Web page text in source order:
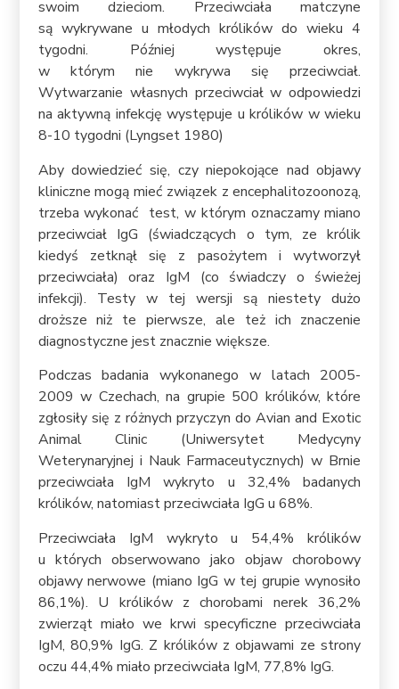
swoim dzieciom. Przeciwciała matczyne
są wykrywane u młodych królików do wieku 4
tygodni. Później występuje okres,
w którym nie wykrywa się przeciwciał.
Wytwarzanie własnych przeciwciał w odpowiedzi
na aktywną infekcję występuje u królików w wieku
8-10 tygodni (Lyngset 1980)
Aby dowiedzieć się, czy niepokojące nad objawy
kliniczne mogą mieć związek z encephalitozoonozą,
trzeba wykonać test, w którym oznaczamy miano
przeciwciał IgG (świadczących o tym, ze królik
kiedyś zetknął się z pasożytem i wytworzył
przeciwciała) oraz IgM (co świadczy o świeżej
infekcji). Testy w tej wersji są niestety dużo
droższe niż te pierwsze, ale też ich znaczenie
diagnostyczne jest znacznie większe.
Podczas badania wykonanego w latach 2005-
2009 w Czechach, na grupie 500 królików, które
zgłosiły się z różnych przyczyn do Avian and Exotic
Animal Clinic (Uniwersytet Medycyny
Weterynaryjnej i Nauk Farmaceutycznych) w Brnie
przeciwciała IgM wykryto u 32,4% badanych
królików, natomiast przeciwciała IgG u 68%.
Przeciwciała IgM wykryto u 54,4% królików
u których obserwowano jako objaw chorobowy
objawy nerwowe (miano IgG w tej grupie wynosiło
86,1%). U królików z chorobami nerek 36,2%
zwierząt miało we krwi specyficzne przeciwciała
IgM, 80,9% IgG. Z królików z objawami ze strony
oczu 44,4% miało przeciwciała IgM, 77,8% IgG.